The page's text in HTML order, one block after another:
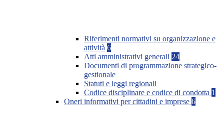
Riferimenti normativi su organizzazione e
attività 6
Atti amministrativi generali 24
Documenti di programmazione strategico-
gestionale
Statuti e leggi regionali
Codice disciplinare e codice di condotta 1
Oneri informativi per cittadini e imprese 6